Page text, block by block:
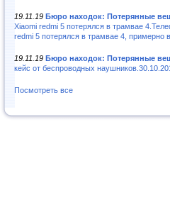
19.11.19 Бюро находок: Потерянные
Xiaomi redmi 5 потерялся в трамвае
redmi 5 потерялся в трамвае 4, примерно
19.11.19 Бюро находок: Потерянные
кейс от беспроводных
Посмотреть все